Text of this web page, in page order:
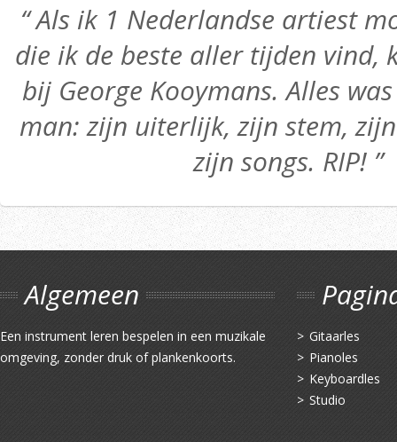
“ Als ik 1 Nederlandse artiest
die ik de beste aller tijden vind,
bij George Kooymans. Alles
man: zijn uiterlijk, zijn stem,
zijn songs. RIP! ”
Algemeen
Een instrument leren bespelen in een muzikale
omgeving, zonder druk of plankenkoorts.
Gitaarles
Pianoles
Keyboardles
Studio